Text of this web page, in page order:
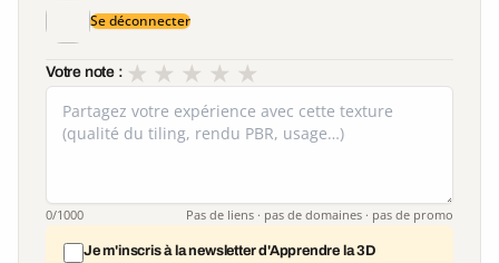
Se déconnecter
Votre note : ★
★
★
★
★
0/1000 Pas de liens · pas de domaines · pas de promo
Je m'inscris à la newsletter d'Apprendre la 3D